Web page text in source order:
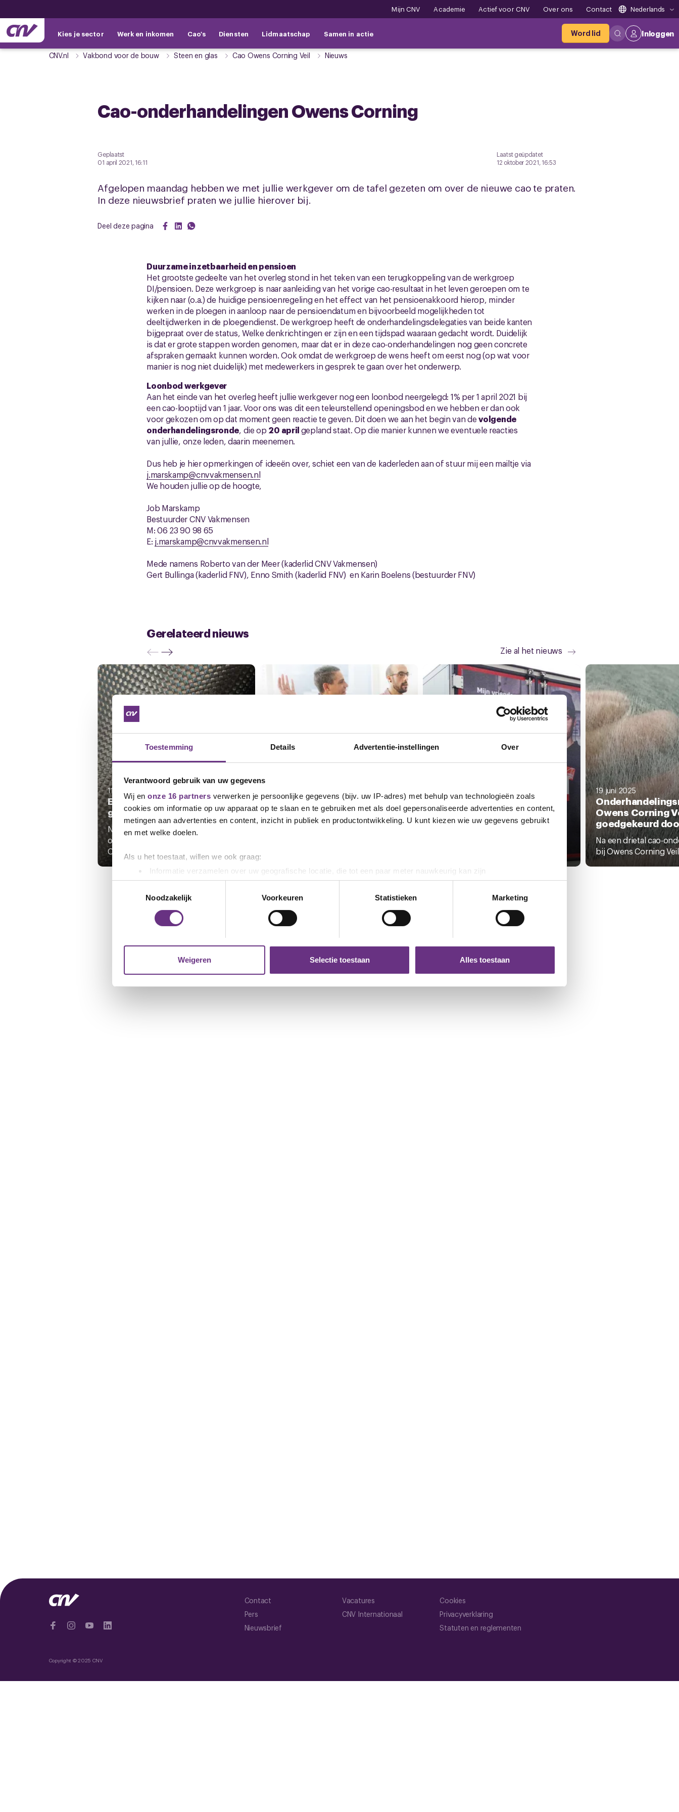
Toestemming Details Advertentie-instellingen Over
Verantwoord gebruik van uw gegevens
Wij en onze 16 partners verwerken je persoonlijke gegevens (bijv. uw IP-adres) met behulp van technologieën zoals
cookies om informatie op uw apparaat op te slaan en te gebruiken met als doel gepersonaliseerde advertenties en content,
metingen aan advertenties en content, inzicht in publiek en productontwikkeling. U kunt kiezen wie uw gegevens gebruikt
en met welke doelen.
Als u het toestaat, willen we ook graag:
Informatie verzamelen over uw geografische locatie, die tot een paar meter nauwkeurig kan zijn
Uw apparaat identificeren door het actief te scannen op specifieke eigenschappen (fingerprinting)
Lees meer over hoe uw persoonlijke gegevens worden verwerkt en stel uw voorkeuren in het
detailgedeeltein. U kunt uw
toestemming op elk moment wijzigen of intrekken in de Cookieverklaring.
websiteverkeer te analyseren. Ook delen we informatie over uw gebruik van onze site met onze partners voor social
media, adverteren en analyse. Deze partners kunnen deze gegevens combineren met andere informatie die u aan ze heeft
Noodzakelijk
Voorkeuren Statistieken Marketing
Weigeren Selectie toestaan Alles toestaan
Mijn CNV Academie Actief voor CNV Over ons Contact Nederlands
Kies je sector Werk en inkomen Cao's Diensten Lidmaatschap Samen in actie Word lid Inloggen
CNV.nl Vakbond voor de bouw Steen en glas Cao Owens Corning Veil Nieuws
Cao-onderhandelingen Owens Corning
Geplaatst
01 april 2021, 16:11
Laatst geüpdatet
12 oktober 2021, 16:53
Afgelopen maandag hebben we met jullie werkgever om de tafel gezeten om over de nieuwe cao te praten.
In deze nieuwsbrief praten we jullie hierover bij.
Deel deze pagina
Duurzame inzetbaarheid en pensioen
Het grootste gedeelte van het overleg stond in het teken van een terugkoppeling van de werkgroep
DI/pensioen. Deze werkgroep is naar aanleiding van het vorige cao-resultaat in het leven geroepen om te
kijken naar (o.a.) de huidige pensioenregeling en het effect van het pensioenakkoord hierop, minder
werken in de ploegen in aanloop naar de pensioendatum en bijvoorbeeld mogelijkheden tot
deeltijdwerken in de ploegendienst. De werkgroep heeft de onderhandelingsdelegaties van beide kanten
bijgepraat over de status, Welke denkrichtingen er zijn en een tijdspad waaraan gedacht wordt. Duidelijk
is dat er grote stappen worden genomen, maar dat er in deze cao-onderhandelingen nog geen concrete
afspraken gemaakt kunnen worden. Ook omdat de werkgroep de wens heeft om eerst nog (op wat voor
manier is nog niet duidelijk) met medewerkers in gesprek te gaan over het onderwerp.
Loonbod werkgever
Aan het einde van het overleg heeft jullie werkgever nog een loonbod neergelegd: 1% per 1 april 2021 bij
een cao-looptijd van 1 jaar. Voor ons was dit een teleurstellend openingsbod en we hebben er dan ook
voor gekozen om op dat moment geen reactie te geven. Dit doen we aan het begin van devolgende
onderhandelingsronde, die op 20 aprilgepland staat. Op die manier kunnen we eventuele reacties
van jullie, onze leden, daarin meenemen.
Dus heb je hier opmerkingen of ideeën over, schiet een van de kaderleden aan of stuur mij een mailtje via
j.marskamp@cnvvakmensen.nl
We houden jullie op de hoogte,
Job Marskamp
Bestuurder CNV Vakmensen
M: 06 23 90 98 65
E: j.marskamp@cnvvakmensen.nl
Mede namens Roberto van der Meer (kaderlid CNV Vakmensen)
Gert Bullinga (kaderlid FNV), Enno Smith (kaderlid FNV) en Karin Boelens (bestuurder FNV)
Gerelateerd nieuws
Zie al het nieuws
11 mei 2026
Eindbod Owens Corning Veil
goedgekeurd door de leden
Na een tweetal cao-
onderhandelingen bij Owens
Corning Veil, hebben...
Stem over het eindbod van
Owens Corning Veil
naar de
medewerkersbijeenkomst!
19 juni 2025
Owens Corning
goedgekeurd
Na een drietal cao-
bij Owens Corning
Contact
Pers
Nieuwsbrief
Vacatures
CNV Internationaal
Cookies
Privacyverklaring
Statuten en reglementen
Copyright © 2025 CNV